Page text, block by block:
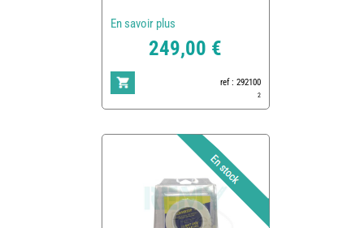
En savoir plus
249,00 €
ref : 292100
2